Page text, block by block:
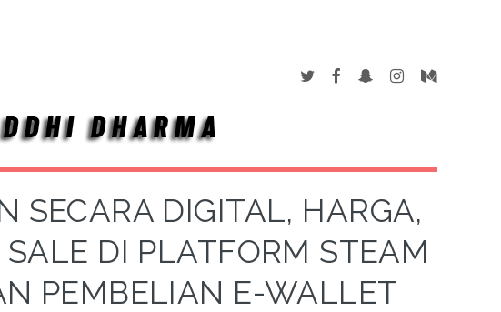
SECARA DIGITAL, HARGA,
DI PLATFORM STEAM
PEMBELIAN E-WALLET